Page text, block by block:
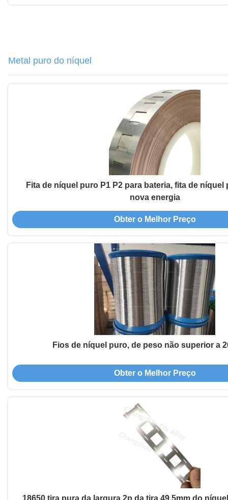
Metal puro do níquel
Fita de níquel puro P1 P2 para bateria, fita de níquel
nova energia
Obter o Melhor Preço
Fios de níquel puro, de peso não superior a
Obter o Melhor Preço
18650 tira pura da largura 2p da tira 49.5mm do